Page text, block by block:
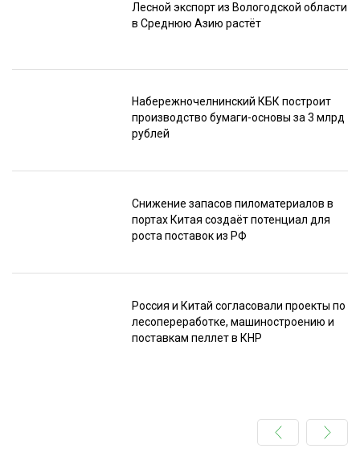
Лесной экспорт из Вологодской области
в Среднюю Азию растёт
Набережночелнинский КБК построит
производство бумаги-основы за 3 млрд
рублей
Снижение запасов пиломатериалов в
портах Китая создаёт потенциал для
роста поставок из РФ
Россия и Китай согласовали проекты по
лесопереработке, машиностроению и
поставкам пеллет в КНР